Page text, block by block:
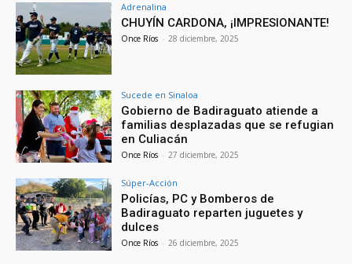
Adrenalina
CHUYÍN CARDONA, ¡IMPRESIONANTE!
Once Ríos - 28 diciembre, 2025
Sucede en Sinaloa
Gobierno de Badiraguato atiende a
familias desplazadas que se refugian
en Culiacán
Once Ríos - 27 diciembre, 2025
Súper-Acción
Policías, PC y Bomberos de
Badiraguato reparten juguetes y
dulces
Once Ríos - 26 diciembre, 2025